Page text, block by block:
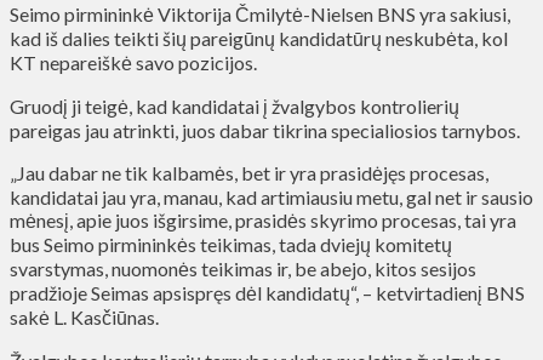
Seimo pirmininkė Viktorija Čmilytė-Nielsen BNS yra sakiusi,
kad iš dalies teikti šių pareigūnų kandidatūrų neskubėta, kol
KT nepareiškė savo pozicijos.
Gruodį ji teigė, kad kandidatai į žvalgybos kontrolierių
pareigas jau atrinkti, juos dabar tikrina specialiosios tarnybos.
„Jau dabar ne tik kalbamės, bet ir yra prasidėjęs procesas,
kandidatai jau yra, manau, kad artimiausiu metu, gal net ir sausio
mėnesį, apie juos išgirsime, prasidės skyrimo procesas, tai yra
bus Seimo pirmininkės teikimas, tada dviejų komitetų
svarstymas, nuomonės teikimas ir, be abejo, kitos sesijos
pradžioje Seimas apsispręs dėl kandidatų“, – ketvirtadienį BNS
sakė L. Kasčiūnas.